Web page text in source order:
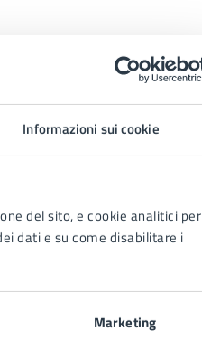
Informazioni sui cookie
del sito, e cookie analitici per
dati e su come disabilitare i
Marketing